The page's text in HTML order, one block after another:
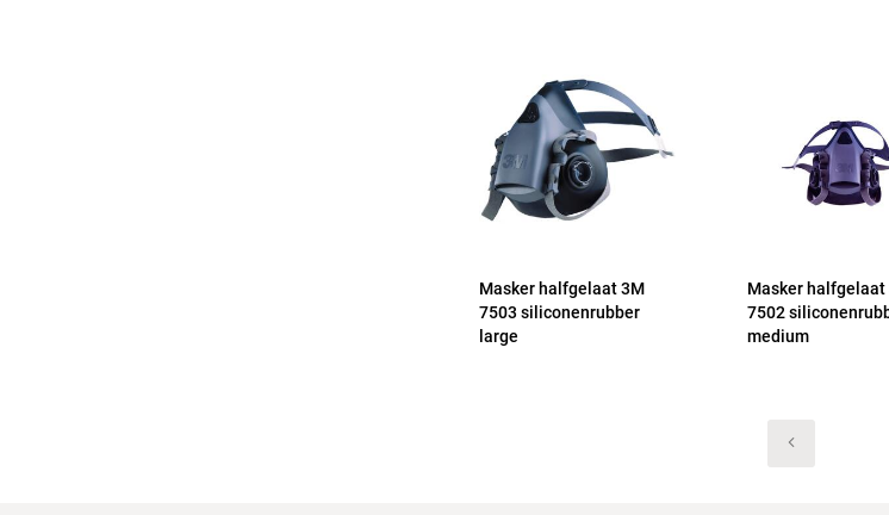
Masker halfgelaat 3M
7503 siliconenrubber
large
Masker halfgelaat
7502
medium